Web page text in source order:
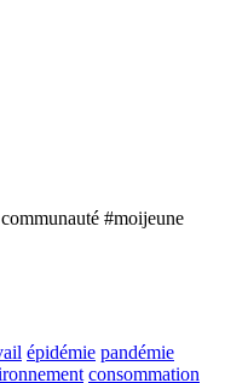
#moijeune
épidémie pandémie
consommation